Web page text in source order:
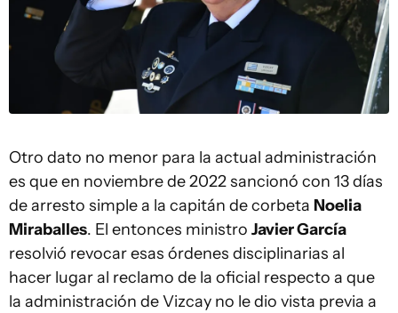
Otro dato no menor para la actual administración
es que en noviembre de 2022 sancionó con 13 días
de arresto simple a la capitán de corbeta Noelia
Miraballes. El entonces ministro Javier García
resolvió revocar esas órdenes disciplinarias al
hacer lugar al reclamo de la oficial respecto a que
la administración de Vizcay no le dio vista previa a